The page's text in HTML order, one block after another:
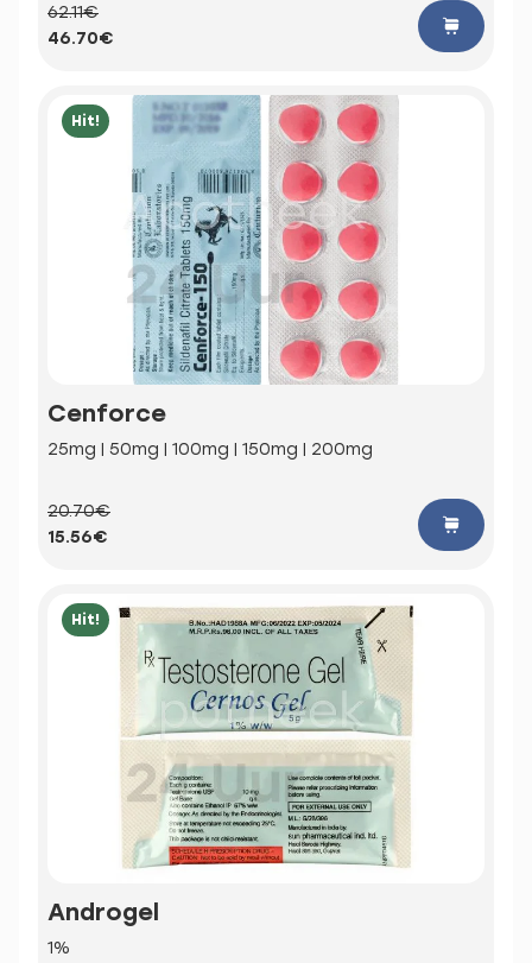
62.11€
46.70€
Hit!
Cenforce
25mg | 50mg | 100mg | 150mg | 200mg
20.70€
15.56€
Hit!
Androgel
1%